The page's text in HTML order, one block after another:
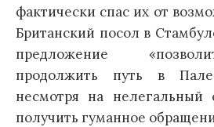
фактически спас их от
Британский посол в
предложение
продолжить путь в
несмотря на нелегальный
получить гуманное